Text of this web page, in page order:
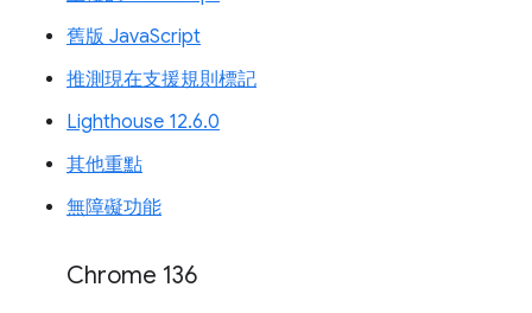
舊版 JavaScript
推測現在支援規則標記
Lighthouse 12.6.0
其他重點
無障礙功能
Chrome 136